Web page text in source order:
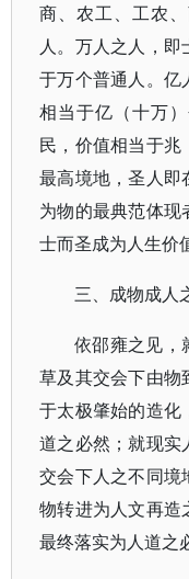
商、农工、工农
人。万人之人，
于万个普通人。亿
相当于亿（十万
民，价值相当于
最高境地，圣人即
为物的最典范体现
士而圣成为人生价
三、成物成人
依邵雍之见，
草及其交会下由物
于太极肇始的造化
道之必然；就现实
交会下人之不同境
物转进为人文再造
最终落实为人道之